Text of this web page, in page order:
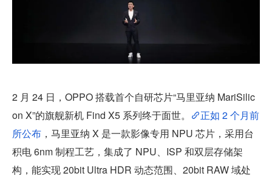
2 月 24 日，OPPO 搭载首个自研芯片“马里亚纳 MariSilic
on X”的旗舰新机 Find X5 系列终于面世。
正如 2 个月前
所公布 ，马里亚纳 X 是一款影像专用 NPU 芯片，采用台
积电 6nm 制程工艺，集成了 NPU、ISP 和双层存储架
构，能实现 20bit Ultra HDR 动态范围、20bit RAW 域处